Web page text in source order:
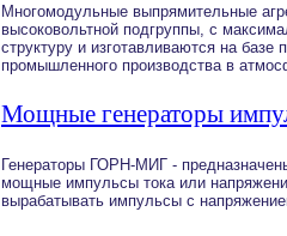
Многомодульные выпрямительные
высоковольтной подгруппы, с
структуру и изготавливаются на
промышленного производства в
Мощные генераторы
Генераторы ГОРН-МИГ -
мощные импульсы тока или
вырабатывать импульсы c